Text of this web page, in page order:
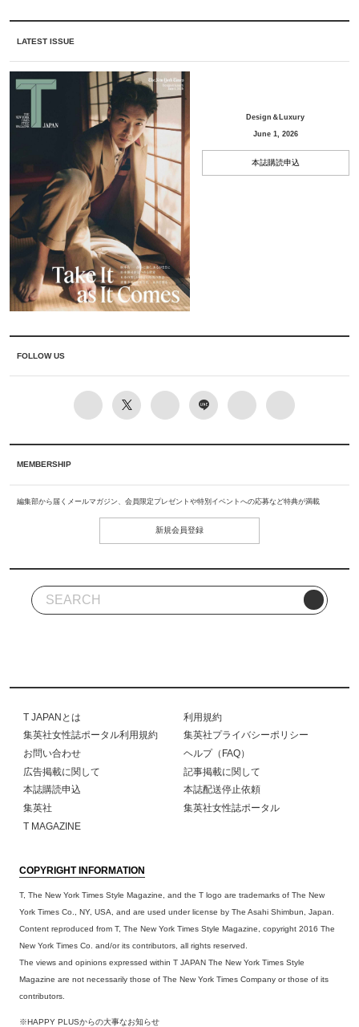
LATEST ISSUE
Design＆Luxury
June 1, 2026
本誌購読申込
FOLLOW US
MEMBERSHIP
編集部から届くメールマガジン、会員限定プレゼントや特別イベントへの応募など特典が満載
新規会員登録
T JAPANとは
利用規約
集英社女性誌ポータル利用規約
集英社プライバシーポリシー
お問い合わせ
ヘルプ（FAQ）
広告掲載に関して
記事掲載に関して
本誌購読申込
本誌配送停止依頼
集英社
集英社女性誌ポータル
T MAGAZINE
COPYRIGHT INFORMATION
T, The New York Times Style Magazine, and the T logo are trademarks of The New
York Times Co., NY, USA, and are used under license by The Asahi Shimbun, Japan.
Content reproduced from T, The New York Times Style Magazine, copyright 2016 The
New York Times Co. and/or its contributors, all rights reserved.
The views and opinions expressed within T JAPAN The New York Times Style
Magazine are not necessarily those of The New York Times Company or those of its
contributors.
※HAPPY PLUSからの大事なお知らせ